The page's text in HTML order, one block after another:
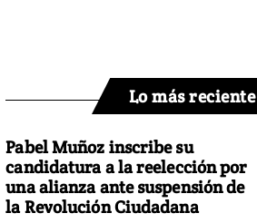
Lo más reciente
Pabel Muñoz inscribe su
candidatura a la reelección por
una alianza ante suspensión de
la Revolución Ciudadana